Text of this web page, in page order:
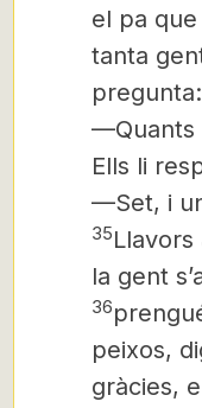
el pa
tanta
pregunta:
—Quants
Ells li
—Set, i
35
la gent
36
peixos,
gràcies,